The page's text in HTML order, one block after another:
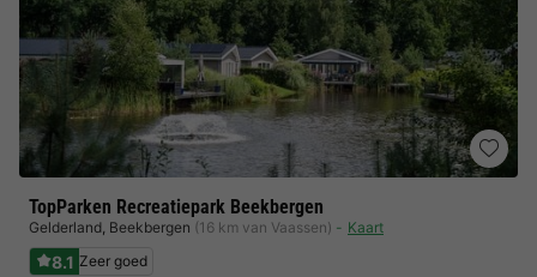
TopParken Recreatiepark Beekbergen
Gelderland, Beekbergen (16 km van Vaassen) Kaart
8.1 Zeer goed